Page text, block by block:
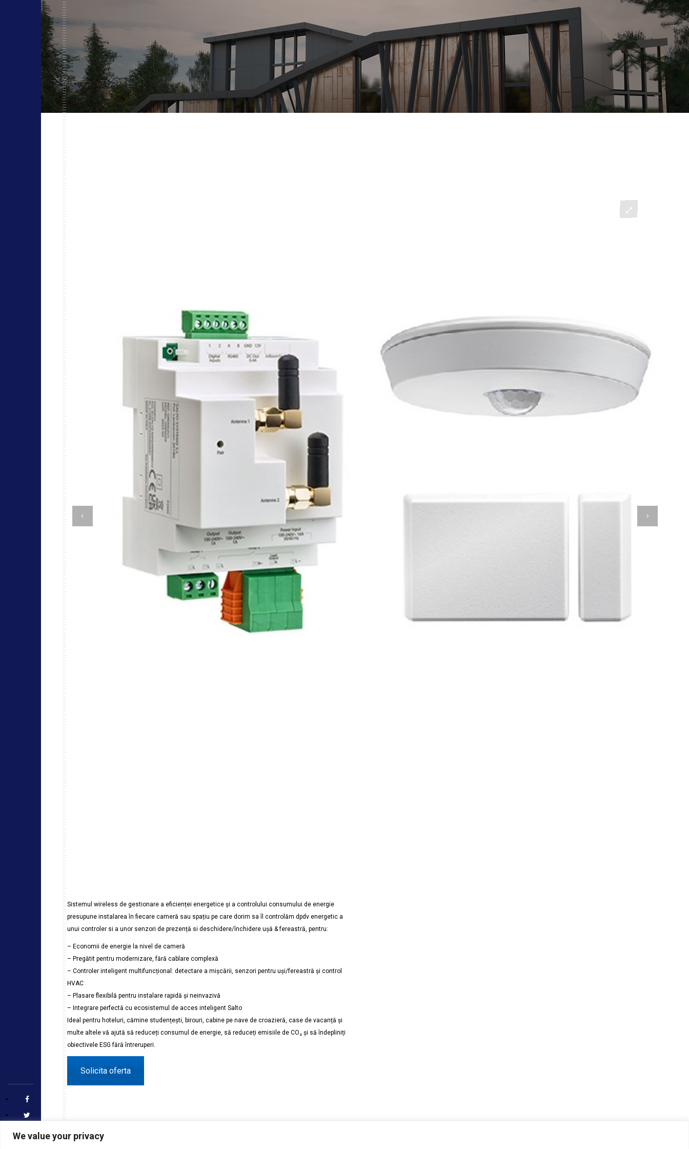
We value your privacy
Sistemul wireless de gestionare a eficienței energetice și a controlului consumului de energie
presupune instalarea în fiecare cameră sau spațiu pe care dorim sa îl controlăm dpdv energetic a
unui controler si a unor senzori de prezență si deschidere/închidere ușă & fereastră, pentru:
– Economii de energie la nivel de cameră
– Pregătit pentru modernizare, fără cablare complexă
– Controler inteligent multifuncțional: detectare a mișcării, senzori pentru uși/fereastră și control
HVAC
– Plasare flexibilă pentru instalare rapidă și neinvazivă
– Integrare perfectă cu ecosistemul de acces inteligent Salto
Ideal pentru hoteluri, cămine studențești, birouri, cabine pe nave de croazieră, case de vacanță și
multe altele vă ajută să reduceți consumul de energie, să reduceți emisiile de CO₂ și să îndepliniți
obiectivele ESG fără întreruperi.
Solicita oferta